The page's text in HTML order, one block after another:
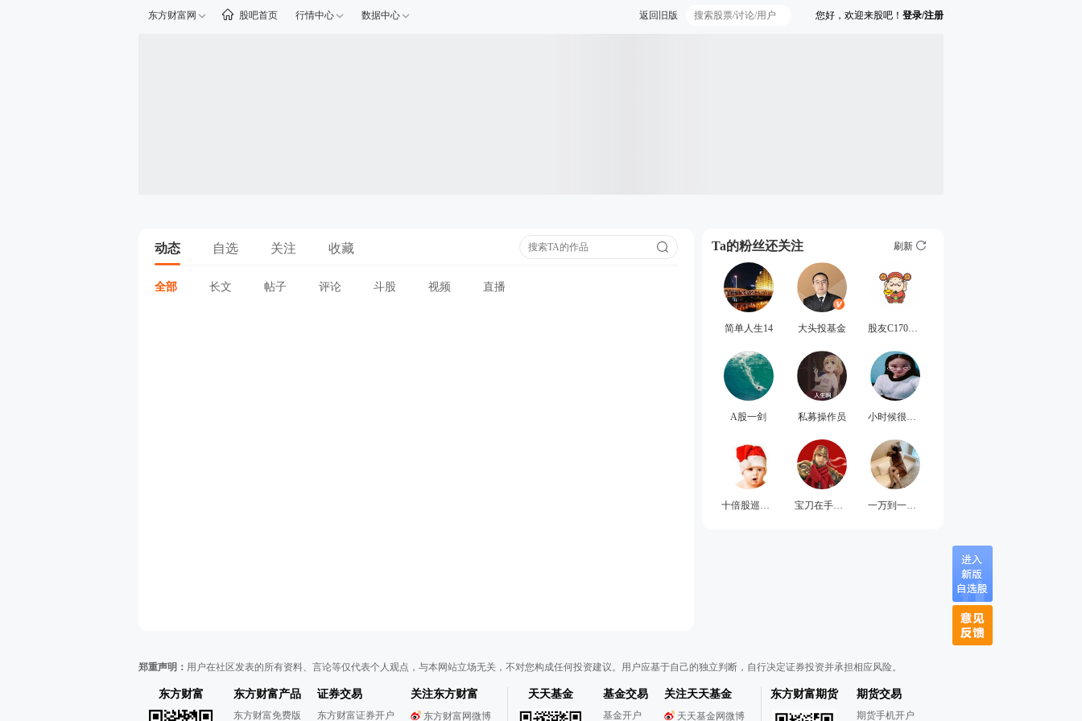
东方财富网 股吧首页 行情中心 数据中心 您好，欢迎来股吧！ 登录/注册
返回旧版
动态 自选 关注 收藏
全部 长文 帖子 评论 斗股 视频 直播
Ta的粉丝还关注 刷新
简单人生14 大头投基金 股友C170W86965
A股一剑 私募操作员 小时候很变态
十倍股巡视员 宝刀在手谁试锋芒 一万到一亿的股神
郑重声明： 用户在社区发表的所有资料、言论等仅代表个人观点，与本网站立场无关，不对您构成任何投资建议。用户应基于自己的独立判断，自行决定证券投资并承担相应风险。
东方财富 东方财富产品
东方财富免费版
证券交易
东方财富证券开户
关注东方财富
东方财富网微博
天天基金 基金交易
基金开户
关注天天基金
天天基金网微博
东方财富期货 期货交易
期货手机开户